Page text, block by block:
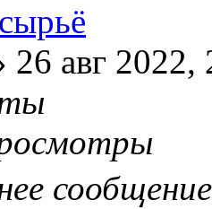
26 авг 2022,